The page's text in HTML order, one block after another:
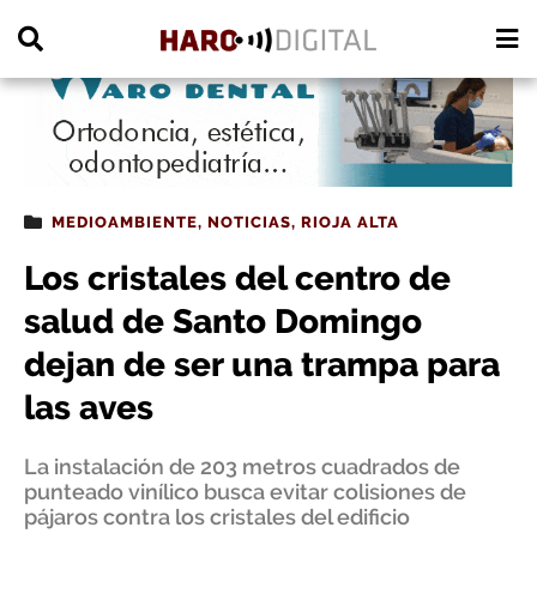
MEDIOAMBIENTE, NOTICIAS, RIOJA ALTA
Los cristales del centro de
salud de Santo Domingo
dejan de ser una trampa para
las aves
La instalación de 203 metros cuadrados de
punteado vinílico busca evitar colisiones de
pájaros contra los cristales del edificio